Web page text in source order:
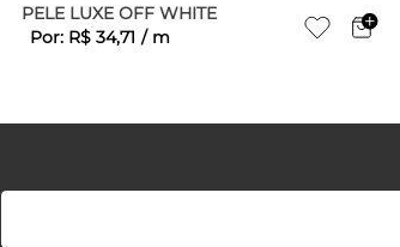
PELE LUXE OFF WHITE
Por: R$ 34,71 / m